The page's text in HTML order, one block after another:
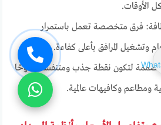
الأوقات.
فرق متخصصة تعمل باستمرار
وتشغيل المرافق بأعلى كفاءة.
مصممة لتكون نقطة جذب ومتنفسًا مفتوحًا
ومطاعم وكافيهات عالمية.